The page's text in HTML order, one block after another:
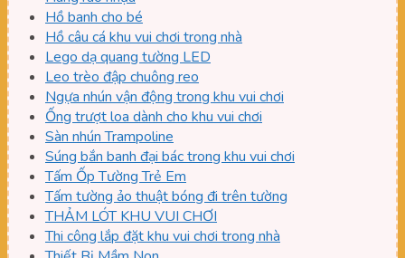
Hồ banh cho bé
Hồ câu cá khu vui chơi trong nhà
Lego dạ quang tường LED
Leo trèo đập chuông reo
Ngựa nhún vận động trong khu vui chơi
Ống trượt loa dành cho khu vui chơi
Sàn nhún Trampoline
Súng bắn banh đại bác trong khu vui chơi
Tấm Ốp Tường Trẻ Em
Tấm tường ảo thuật bóng đi trên tường
THẢM LÓT KHU VUI CHƠI
Thi công lắp đặt khu vui chơi trong nhà